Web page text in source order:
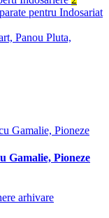
pentru Indosariat
Panou Pluta,
Gamalie, Pioneze